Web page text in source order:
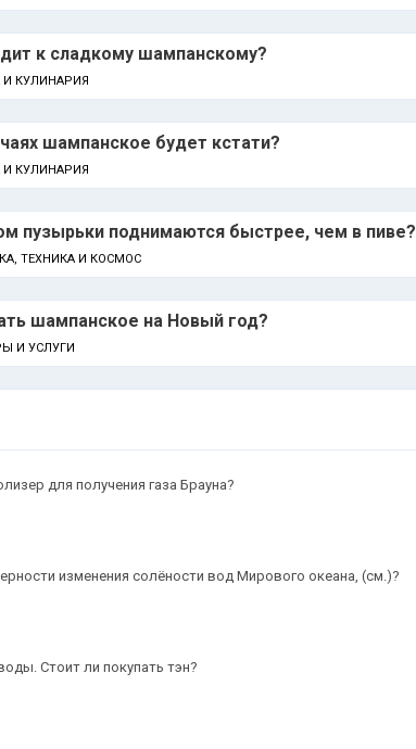
к сладкому шампанскому?
И КУЛИНАРИЯ
шампанское будет кстати?
И КУЛИНАРИЯ
пузырьки поднимаются быстрее, чем в пиве?
ТЕХНИКА И КОСМОС
шампанское на Новый год?
И УСЛУГИ
для получения газа Брауна?
изменения солёности вод Мирового океана, (см.)?
Стоит ли покупать тэн?